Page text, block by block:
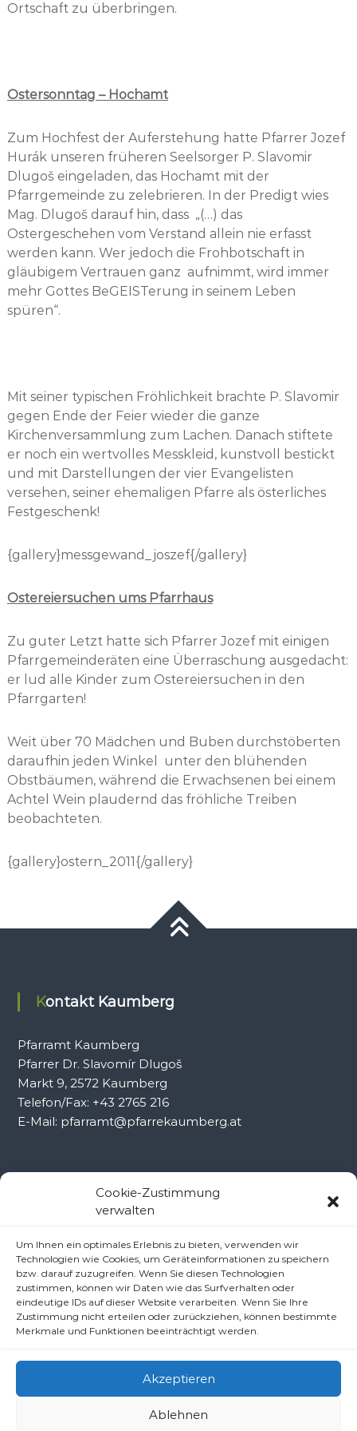
Cookie-Zustimmung
verwalten
Um Ihnen ein optimales Erlebnis zu bieten, verwenden wir
Technologien wie Cookies, um Geräteinformationen zu speichern
bzw. darauf zuzugreifen. Wenn Sie diesen Technologien
zustimmen, können wir Daten wie das Surfverhalten oder
eindeutige IDs auf dieser Website verarbeiten. Wenn Sie Ihre
Zustimmung nicht erteilen oder zurückziehen, können bestimmte
Merkmale und Funktionen beeinträchtigt werden.
Akzeptieren
Ablehnen
Ortschaft zu überbringen.
Ostersonntag – Hochamt
Zum Hochfest der Auferstehung hatte Pfarrer Jozef
Hurák unseren früheren Seelsorger P. Slavomir
Dlugoš eingeladen, das Hochamt mit der
Pfarrgemeinde zu zelebrieren. In der Predigt wies
Mag. Dlugoš darauf hin, dass „(…) das
Ostergeschehen vom Verstand allein nie erfasst
werden kann. Wer jedoch die Frohbotschaft in
gläubigem Vertrauen ganz aufnimmt, wird immer
mehr Gottes BeGEISTerung in seinem Leben
spüren“.
Mit seiner typischen Fröhlichkeit brachte P. Slavomir
gegen Ende der Feier wieder die ganze
Kirchenversammlung zum Lachen. Danach stiftete
er noch ein wertvolles Messkleid, kunstvoll bestickt
und mit Darstellungen der vier Evangelisten
versehen, seiner ehemaligen Pfarre als österliches
Festgeschenk!
{gallery}messgewand_joszef{/gallery}
Ostereiersuchen ums Pfarrhaus
Zu guter Letzt hatte sich Pfarrer Jozef mit einigen
Pfarrgemeinderäten eine Überraschung ausgedacht:
er lud alle Kinder zum Ostereiersuchen in den
Pfarrgarten!
Weit über 70 Mädchen und Buben durchstöberten
daraufhin jeden Winkel unter den blühenden
Obstbäumen, während die Erwachsenen bei einem
Achtel Wein plaudernd das fröhliche Treiben
beobachteten.
{gallery}ostern_2011{/gallery}
Kontakt Kaumberg
Pfarramt Kaumberg
Pfarrer Dr. Slavomír Dlugoš
Markt 9, 2572 Kaumberg
Telefon/Fax: +43 2765 216
E-Mail: pfarramt@pfarrekaumberg.at
Kontakt Ramsau
Pfarrer Dr. Slavomír Dlugoš
Oberdörfl 8, 3172 Ramsau
Telefon: +43 2764 8240
E-Mail: pfarre.ramsau@gmx.at
Pfarren unter derAraburg